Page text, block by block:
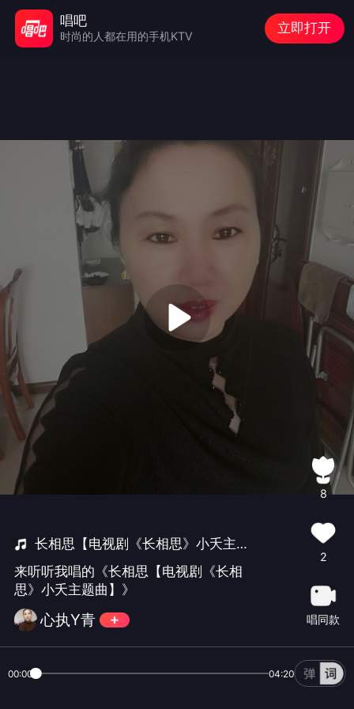
长相思【电视剧《长相思》小夭主题曲】
来听听我唱的《长相思【电视剧《长相
思》小夭主题曲】》
心执Y青
8
2
唱同款
00:00 04:20
唱吧
时尚的人都在用的手机KTV
立即打开